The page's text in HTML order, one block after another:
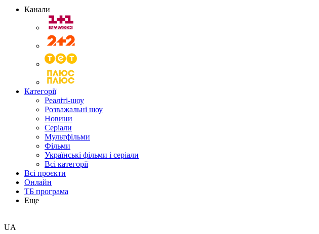
Канали
Категорії
Реаліті-шоу
Розважальні шоу
Новини
Серіали
Мультфільми
Фільми
Українські фільми і серіали
Всі категорії
Всі проєкти
Онлайн
ТБ програма
Еще
UA